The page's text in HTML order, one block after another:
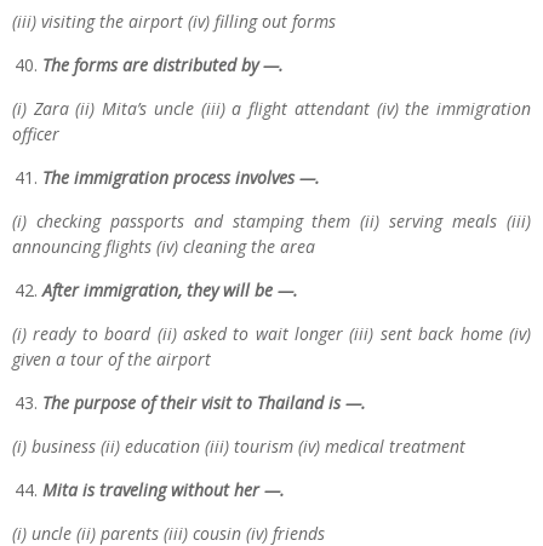
(iii) visiting the airport (iv) filling out forms
The forms are distributed by —.
(i) Zara (ii) Mita’s uncle (iii) a flight attendant (iv) the immigration
officer
The immigration process involves —.
(i) checking passports and stamping them (ii) serving meals (iii)
announcing flights (iv) cleaning the area
After immigration, they will be —.
(i) ready to board (ii) asked to wait longer (iii) sent back home (iv)
given a tour of the airport
The purpose of their visit to Thailand is —.
(i) business (ii) education (iii) tourism (iv) medical treatment
Mita is traveling without her —.
(i) uncle (ii) parents (iii) cousin (iv) friends